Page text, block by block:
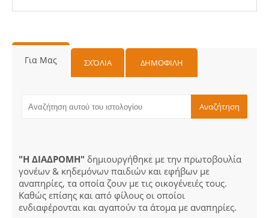
Για Μας ΣΧΌΛΙΑ ΔΗΜΟΦΙΛΗ
"Η ΔΙΑΔΡΟΜΗ" δημιουργήθηκε με την πρωτοβουλία
γονέων & κηδεμόνων παιδιών και εφήβων με
αναπηρίες, τα οποία ζουν με τις οικογένειές τους.
Καθώς επίσης και από φίλους οι οποίοι
ενδιαφέρονται και αγαπούν τα άτομα με αναπηρίες.